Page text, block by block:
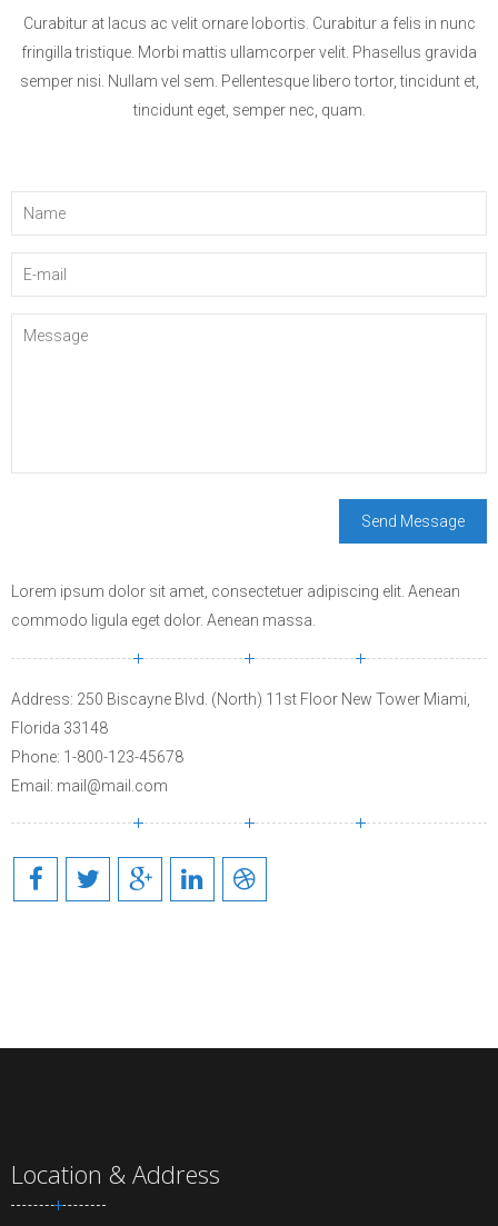
Curabitur at lacus ac velit ornare lobortis. Curabitur a felis in nunc
fringilla tristique. Morbi mattis ullamcorper velit. Phasellus gravida
semper nisi. Nullam vel sem. Pellentesque libero tortor, tincidunt et,
tincidunt eget, semper nec, quam.
Lorem ipsum dolor sit amet, consectetuer adipiscing elit. Aenean
commodo ligula eget dolor. Aenean massa.
Address: 250 Biscayne Blvd. (North) 11st Floor New Tower Miami,
Florida 33148
Phone: 1-800-123-45678
Email: mail@mail.com
Location & Address